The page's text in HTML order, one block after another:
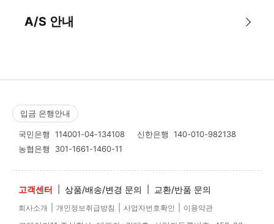
A/S 안내
입금 은행안내
국민은행 114001-04-134108 신한은행 140-010-982138
농협은행 301-1661-1460-11
고객센터 상품/배송/변경 문의 교환/반품 문의
회사소개 개인정보취급방침 사업자번호확인 이용약관